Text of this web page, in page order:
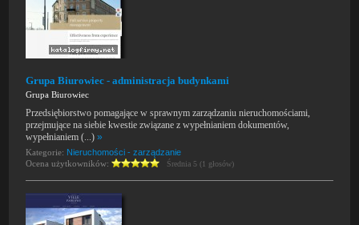
Grupa Biurowiec - administracja budynkami
Grupa Biurowiec
Przedsiębiorstwo pomagające w sprawnym zarządzaniu nieruchomościami,
przejmujące na siebie kwestie związane z wypełnianiem dokumentów,
wypełnianiem (...)»
Kategorie: Nieruchomości - zarządzanie
Ocena użytkowników:
Średnia 5 (1 głosów)